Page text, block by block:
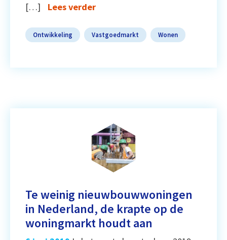
[…]
Lees verder
Ontwikkeling Vastgoedmarkt Wonen
Te weinig nieuwbouwwoningen
in Nederland, de krapte op de
woningmarkt houdt aan